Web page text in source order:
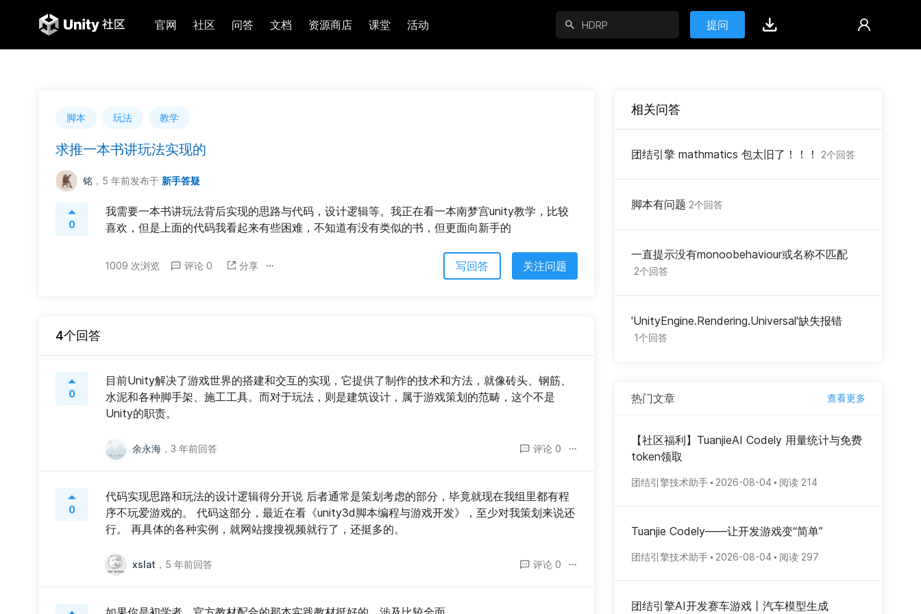
官网 社区 问答 文档 资源商店 课堂 活动 提问
脚本 玩法 教学
求推一本书讲玩法实现的
铭 ，5 年前发布于 新手答疑
0
我需要一本书讲玩法背后实现的思路与代码，设计逻辑等。我正在看一本南梦宫unity教学，比较
喜欢，但是上面的代码我看起来有些困难，不知道有没有类似的书，但更面向新手的
1009 次浏览 评论 0 分享 写回答 关注问题
4个回答
0
目前Unity解决了游戏世界的搭建和交互的实现，它提供了制作的技术和方法，就像砖头、钢筋、
水泥和各种脚手架、施工工具。而对于玩法，则是建筑设计，属于游戏策划的范畴，这个不是
Unity的职责。
余永海 ， 3 年前回答 评论 0
0
代码实现思路和玩法的设计逻辑得分开说 后者通常是策划考虑的部分，毕竟就现在我组里都有程
序不玩爱游戏的。 代码这部分，最近在看《unity3d脚本编程与游戏开发》，至少对我策划来说还
行。 再具体的各种实例，就网站搜搜视频就行了，还挺多的。
xslat ， 5 年前回答 评论 0
相关问答
团结引擎 mathmatics 包太旧了！！！ 2个回答
脚本有问题 2个回答
一直提示没有monoobehaviour或名称不匹配
2个回答
'UnityEngine.Rendering.Universal'缺失报错
1个回答
热门文章 查看更多
【社区福利】TuanjieAI Codely 用量统计与免费
token领取
团结引擎技术助手 2026-08-04 阅读 214
Tuanjie Codely——让开发游戏变“简单”
团结引擎技术助手 2026-08-04 阅读 297
团结引擎AI开发赛车游戏丨汽车模型生成